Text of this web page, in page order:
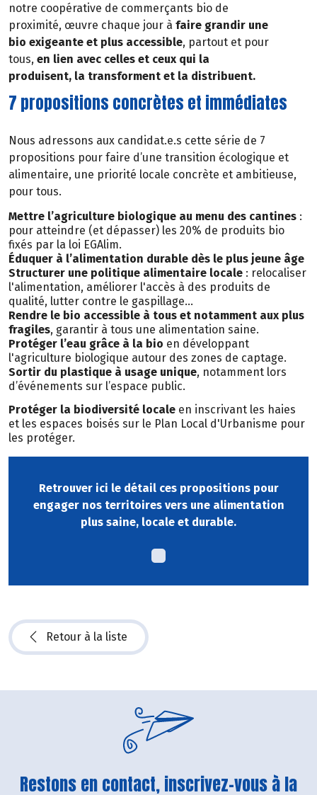
notre coopérative de commerçants bio de
proximité, œuvre chaque jour à faire grandir une
bio exigeante et plus accessible, partout et pour
tous, en lien avec celles et ceux qui la
produisent, la transforment et la distribuent.
7 propositions concrètes et immédiates
Nous adressons aux candidat.e.s cette série de 7
propositions pour faire d’une transition écologique et
alimentaire, une priorité locale concrète et ambitieuse,
pour tous.
Mettre l’agriculture biologique au menu des cantines :
pour atteindre (et dépasser) les 20% de produits bio
fixés par la loi EGAlim.
Éduquer à l’alimentation durable dès le plus jeune âge
Structurer une politique alimentaire locale : relocaliser
l'alimentation, améliorer l'accès à des produits de
qualité, lutter contre le gaspillage…
Rendre le bio accessible à tous et notamment aux plus
fragiles, garantir à tous une alimentation saine.
Protéger l’eau grâce à la bio en développant
l'agriculture biologique autour des zones de captage.
Sortir du plastique à usage unique, notamment lors
d’événements sur l’espace public.
Protéger la biodiversité locale en inscrivant les haies
et les espaces boisés sur le Plan Local d'Urbanisme pour
les protéger.
Retrouver ici le détail ces propositions pour
engager nos territoires vers une alimentation
plus saine, locale et durable.
Retour à la liste
Restons en contact, inscrivez-vous à la